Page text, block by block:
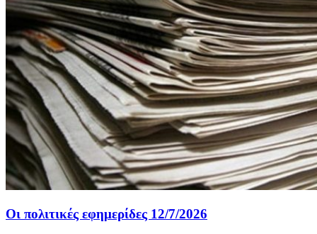
Οι πολιτικές εφημερίδες 12/7/2026